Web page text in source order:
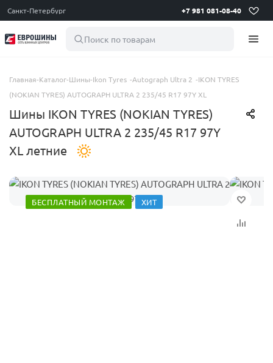
Санкт-Петербург +7 981 081-08-40
Поиск по товарам
Главная-Каталог-Шины-Ikon Tyres -Autograph Ultra 2 -IKON TYRES
(NOKIAN TYRES) AUTOGRAPH ULTRA 2 235/45 R17 97Y XL
Шины IKON TYRES (NOKIAN TYRES)
AUTOGRAPH ULTRA 2 235/45 R17 97Y
XL летние
БЕСПЛАТНЫЙ МОНТАЖ ХИТ